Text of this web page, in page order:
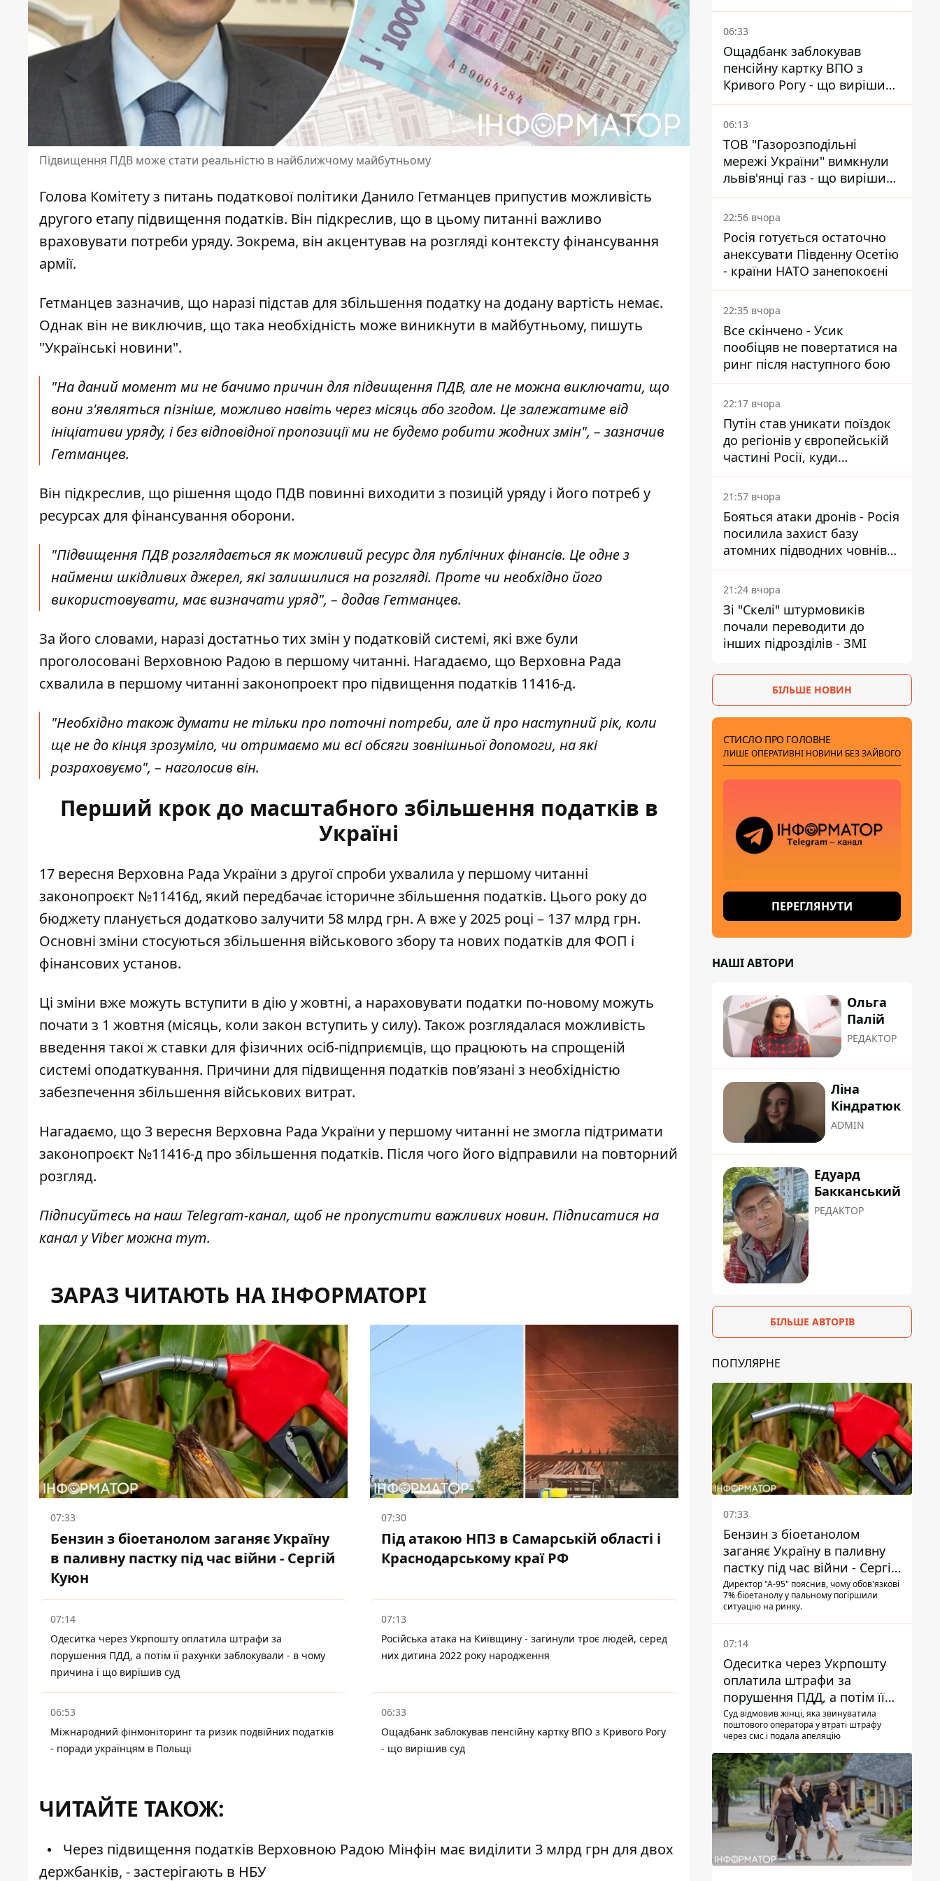
Підвищення ПДВ може стати реальністю в найближчому майбутньому
Голова Комітету з питань податкової політики Данило Гетманцев припустив можливість
другого етапу підвищення податків. Він підкреслив, що в цьому питанні важливо
враховувати потреби уряду. Зокрема, він акцентував на розгляді контексту фінансування
армії.
Гетманцев зазначив, що наразі підстав для збільшення податку на додану вартість немає.
Однак він не виключив, що така необхідність може виникнути в майбутньому, пишуть
"Українські новини".
"На даний момент ми не бачимо причин для підвищення ПДВ, але не можна виключати, що
вони з'являться пізніше, можливо навіть через місяць або згодом. Це залежатиме від
ініціативи уряду, і без відповідної пропозиції ми не будемо робити жодних змін", – зазначив
Гетманцев.
Він підкреслив, що рішення щодо ПДВ повинні виходити з позицій уряду і його потреб у
ресурсах для фінансування оборони.
"Підвищення ПДВ розглядається як можливий ресурс для публічних фінансів. Це одне з
найменш шкідливих джерел, які залишилися на розгляді. Проте чи необхідно його
використовувати, має визначати уряд", – додав Гетманцев.
За його словами, наразі достатньо тих змін у податковій системі, які вже були
проголосовані Верховною Радою в першому читанні. Нагадаємо, що Верховна Рада
схвалила в першому читанні законопроект про підвищення податків 11416-д.
"Необхідно також думати не тільки про поточні потреби, але й про наступний рік, коли
ще не до кінця зрозуміло, чи отримаємо ми всі обсяги зовнішньої допомоги, на які
розраховуємо", – наголосив він.
Перший крок до масштабного збільшення податків в
Україні
17 вересня Верховна Рада України з другої спроби ухвалила у першому читанні
законопроєкт №11416д, який передбачає історичне збільшення податків. Цього року до
бюджету планується додатково залучити 58 млрд грн. А вже у 2025 році – 137 млрд грн.
Основні зміни стосуються збільшення військового збору та нових податків для ФОП і
фінансових установ.
Ці зміни вже можуть вступити в дію у жовтні, а нараховувати податки по-новому можуть
почати з 1 жовтня (місяць, коли закон вступить у силу). Також розглядалася можливість
введення такої ж ставки для фізичних осіб-підприємців, що працюють на спрощеній
системі оподаткування. Причини для підвищення податків пов’язані з необхідністю
забезпечення збільшення військових витрат.
Нагадаємо, що 3 вересня Верховна Рада України у першому читанні не змогла підтримати
законопроєкт №11416-д про збільшення податків. Після чого його відправили на повторний
розгляд.
Підписуйтесь на наш Telegram-канал, щоб не пропустити важливих новин. Підписатися на
канал у Viber можнатут.
ЗАРАЗ ЧИТАЮТЬ НА ІНФОРМАТОРІ
07:33
Бензин з біоетанолом заганяє Україну
в паливну пастку під час війни - Сергій
Куюн
07:30
Під атакою НПЗ в Самарській області і
Краснодарському краї РФ
07:14
Одеситка через Укрпошту оплатила штрафи за
порушення ПДД, а потім її рахунки заблокували - в чому
причина і що вирішив суд
07:13
Російська атака на Київщину - загинули троє людей, серед
них дитина 2022 року народження
06:53
Міжнародний фінмоніторинг та ризик подвійних податків
- поради українцям в Польщі
06:33
Ощадбанк заблокував пенсійну картку ВПО з Кривого Рогу
- що вирішив суд
ЧИТАЙТЕ ТАКОЖ:
Через підвищення податків Верховною Радою Мінфін має виділити 3 млрд грн для двох
держбанків, - застерігають в НБУ
українцям в Польщі
06:33
Ощадбанк заблокував
пенсійну картку ВПО з
Кривого Рогу - що вирішив
суд
06:13
ТОВ "Газорозподільні
мережі України" вимкнули
львів'янці газ - що вирішив
суд
22:56 вчора
Росія готується остаточно
анексувати Південну Осетію
- країни НАТО занепокоєні
22:35 вчора
Все скінчено - Усик
пообіцяв не повертатися на
ринг після наступного бою
22:17 вчора
Путін став уникати поїздок
до регіонів у європейській
частині Росії, куди
регулярно долітають дрони
21:57 вчора
Бояться атаки дронів - Росія
посилила захист базу
атомних підводних човнів
за 7400 км від України
21:24 вчора
Зі "Скелі" штурмовиків
почали переводити до
інших підрозділів - ЗМІ
БІЛЬШЕ НОВИН
СТИСЛО ПРО ГОЛОВНЕ
ЛИШЕ ОПЕРАТИВНІ НОВИНИ БЕЗ ЗАЙВОГО
ПЕРЕГЛЯНУТИ
НАШІ АВТОРИ
Ольга
Палій
РЕДАКТОР
Ліна
Кіндратюк
ADMIN
Едуард
Бакканський
РЕДАКТОР
БІЛЬШЕ АВТОРІВ
ПОПУЛЯРНЕ
07:33
Бензин з біоетанолом
заганяє Україну в паливну
пастку під час війни - Сергій
Куюн
Директор "А-95" пояснив, чому обов'язкові
7% біоетанолу у пальному погіршили
ситуацію на ринку.
07:14
Одеситка через Укрпошту
оплатила штрафи за
порушення ПДД, а потім її
рахунки заблокували - в
чому причина і що вирішив
Суд відмовив жінці, яка звинуватила
поштового оператора у втраті штрафу
через смс і подала апеляцію